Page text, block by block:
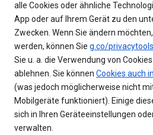
alle Cookies oder ähnliche
App oder auf Ihrem Gerät zu den
Zwecken. Wenn Sie ändern
werden, können Sie g.co/privacytools
Sie u. a. die Verwendung von
ablehnen. Sie können Cookies auch
(was jedoch möglicherweise nicht
Mobilgeräte funktioniert). Einige
sich in Ihren Geräteeinstellungen
verwalten.